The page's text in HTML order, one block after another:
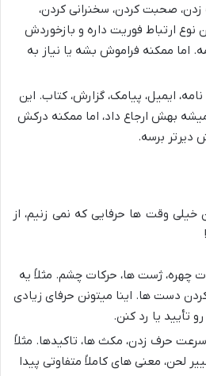
صحبت کردن، سخنرانی کردن،
ارتباط فوریت داره و بازخوردش
اما ممکنه فراموش بشه یا نیاز به
ایمیل، پیامک، گزارش، کتاب. این
میشه بهش ارجاع داد، اما ممکنه درکش
دیرتر برسه.
وقت ها حرفایی که نمی زنیم، از
چهره، ژست ها، حرکات چشم. مثلاً یه
دست ها. اینا میتونن حرفای زیادی
تأیید یا رد کنن.
حرف زدن، مکث ها، تاکیدها. مثلاً
لحن، معنی های کاملاً متفاوتی پیدا